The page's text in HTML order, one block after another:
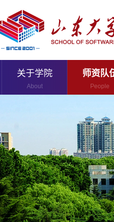
关于学院
About
师资队
People